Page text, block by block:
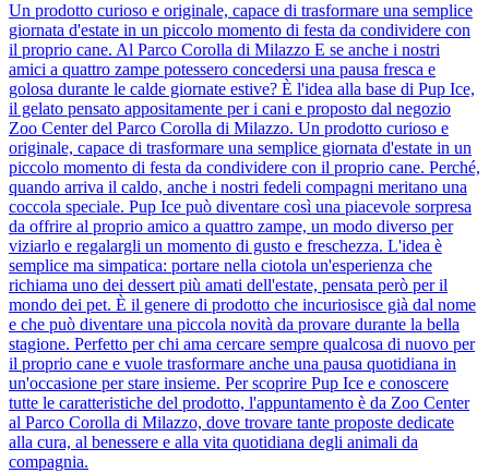
Un prodotto curioso e originale, capace di trasformare una semplice
giornata d'estate in un piccolo momento di festa da condividere con
il proprio cane. Al Parco Corolla di Milazzo E se anche i nostri
amici a quattro zampe potessero concedersi una pausa fresca e
golosa durante le calde giornate estive? È l'idea alla base di Pup Ice,
il gelato pensato appositamente per i cani e proposto dal negozio
Zoo Center del Parco Corolla di Milazzo. Un prodotto curioso e
originale, capace di trasformare una semplice giornata d'estate in un
piccolo momento di festa da condividere con il proprio cane. Perché,
quando arriva il caldo, anche i nostri fedeli compagni meritano una
coccola speciale. Pup Ice può diventare così una piacevole sorpresa
da offrire al proprio amico a quattro zampe, un modo diverso per
viziarlo e regalargli un momento di gusto e freschezza. L'idea è
semplice ma simpatica: portare nella ciotola un'esperienza che
richiama uno dei dessert più amati dell'estate, pensata però per il
mondo dei pet. È il genere di prodotto che incuriosisce già dal nome
e che può diventare una piccola novità da provare durante la bella
stagione. Perfetto per chi ama cercare sempre qualcosa di nuovo per
il proprio cane e vuole trasformare anche una pausa quotidiana in
un'occasione per stare insieme. Per scoprire Pup Ice e conoscere
tutte le caratteristiche del prodotto, l'appuntamento è da Zoo Center
al Parco Corolla di Milazzo, dove trovare tante proposte dedicate
alla cura, al benessere e alla vita quotidiana degli animali da
compagnia.